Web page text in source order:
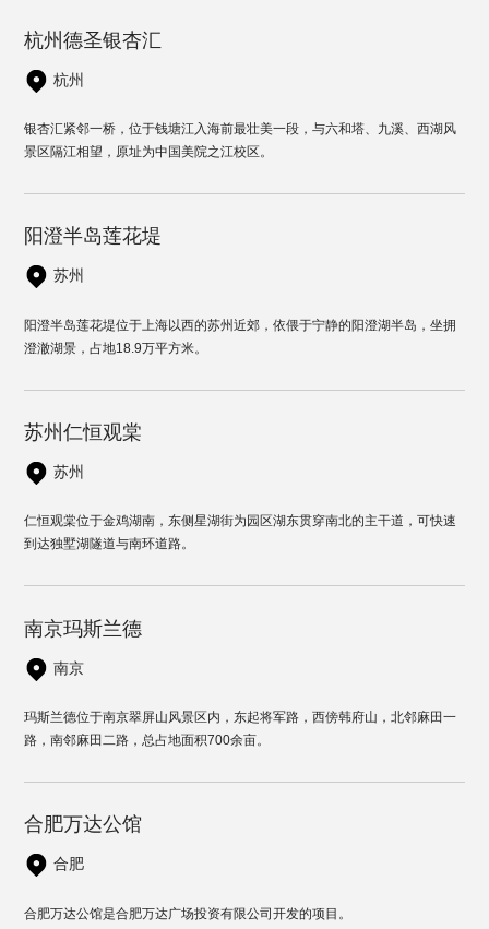
杭州德圣银杏汇
杭州
银杏汇紧邻一桥，位于钱塘江入海前最壮美一段，与六和塔、九溪、西湖风
景区隔江相望，原址为中国美院之江校区。
阳澄半岛莲花堤
苏州
阳澄半岛莲花堤位于上海以西的苏州近郊，依偎于宁静的阳澄湖半岛，坐拥
澄澈湖景，占地18.9万平方米。
苏州仁恒观棠
苏州
仁恒观棠位于金鸡湖南，东侧星湖街为园区湖东贯穿南北的主干道，可快速
到达独墅湖隧道与南环道路。
南京玛斯兰德
南京
玛斯兰德位于南京翠屏山风景区内，东起将军路，西傍韩府山，北邻麻田一
路，南邻麻田二路，总占地面积700余亩。
合肥万达公馆
合肥
合肥万达公馆是合肥万达广场投资有限公司开发的项目。